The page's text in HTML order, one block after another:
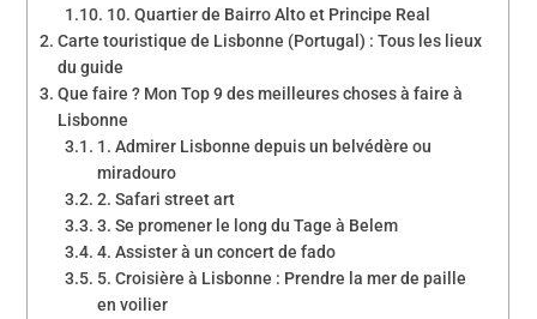
10. Quartier de Bairro Alto et Principe Real
Carte touristique de Lisbonne (Portugal) : Tous les lieux
du guide
Que faire ? Mon Top 9 des meilleures choses à faire à
Lisbonne
1. Admirer Lisbonne depuis un belvédère ou
miradouro
2. Safari street art
3. Se promener le long du Tage à Belem
4. Assister à un concert de fado
5. Croisière à Lisbonne : Prendre la mer de paille
en voilier